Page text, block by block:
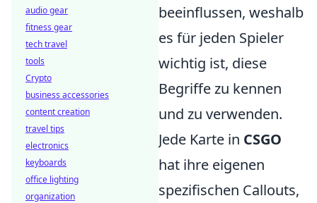
beeinflussen, weshalb
es für jeden Spieler
wichtig ist, diese
Begriffe zu kennen
und zu verwenden.
Jede Karte in CSGO
hat ihre eigenen
spezifischen Callouts,
audio gear
fitness gear
tech travel
tools
Crypto
business accessories
content creation
travel tips
electronics
keyboards
office lighting
organization